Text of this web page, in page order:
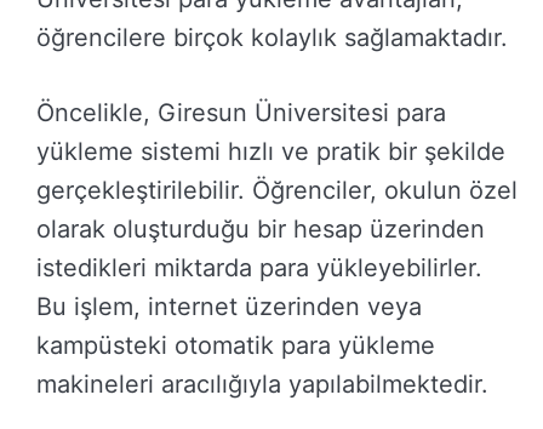
öğrencilere birçok kolaylık sağlamaktadır.
Öncelikle, Giresun Üniversitesi para
yükleme sistemi hızlı ve pratik bir şekilde
gerçekleştirilebilir. Öğrenciler, okulun özel
olarak oluşturduğu bir hesap üzerinden
istedikleri miktarda para yükleyebilirler.
Bu işlem, internet üzerinden veya
kampüsteki otomatik para yükleme
makineleri aracılığıyla yapılabilmektedir.